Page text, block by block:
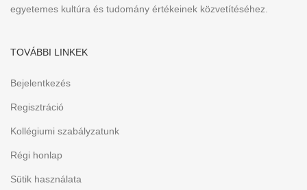
egyetemes kultúra és tudomány értékeinek közvetítéséhez.
TOVÁBBI LINKEK
Bejelentkezés
Regisztráció
Kollégiumi szabályzatunk
Régi honlap
Sütik használata